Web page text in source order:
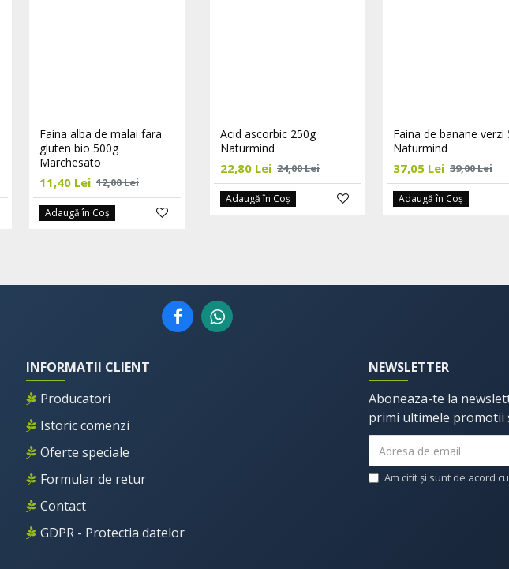
Faina alba de malai fara
gluten bio 500g
Marchesato
11,40 Lei 12,00 Lei
Adaugă în Coş
Faina de canepa fara
gluten eco 250g
Marchesato
17,10 Lei 18,00 Lei
Faina de cocos bio,
Big Nature
34,20 Lei 36,00 Lei
Acid ascorbic 250g
Naturmind
22,80 Lei 24,00 Lei
Adaugă în Coş
Faina de banane verzi
Naturmind
37,05 Lei 39,00 Lei
Adaugă în Coş
INFORMATII CLIENT
Producatori
Istoric comenzi
Oferte speciale
Formular de retur
Contact
GDPR - Protectia datelor
NEWSLETTER
Aboneaza-te la
primi ultimele promotii
Am citit şi sunt de acord cu